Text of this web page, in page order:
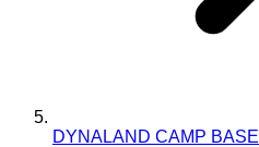
DYNALAND CAMP BASE